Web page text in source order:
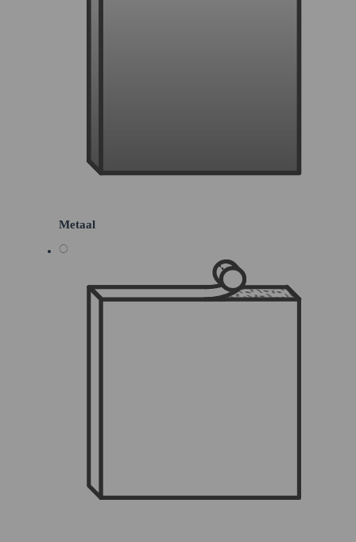
Metaal